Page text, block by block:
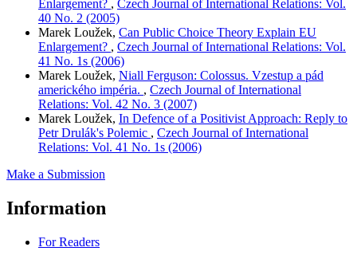
Enlargement? , Czech Journal of International Relations: Vol.
40 No. 2 (2005)
Marek Loužek, Can Public Choice Theory Explain EU
Enlargement? , Czech Journal of International Relations: Vol.
41 No. 1s (2006)
Marek Loužek, Niall Ferguson: Colossus. Vzestup a pád
amerického impéria. , Czech Journal of International
Relations: Vol. 42 No. 3 (2007)
Marek Loužek, In Defence of a Positivist Approach: Reply to
Petr Drulák's Polemic , Czech Journal of International
Relations: Vol. 41 No. 1s (2006)
Make a Submission
Information
For Readers